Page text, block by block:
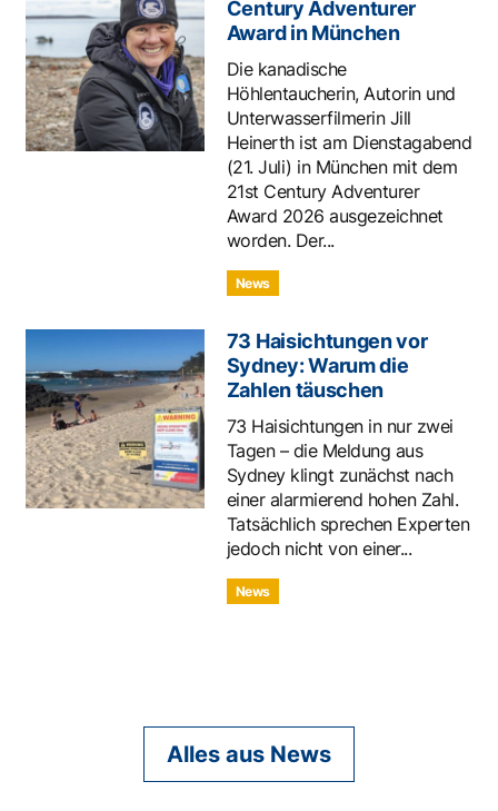
Century Adventurer
Award in München
Die kanadische
Höhlentaucherin, Autorin und
Unterwasserfilmerin Jill
Heinerth ist am Dienstagabend
(21. Juli) in München mit dem
21st Century Adventurer
Award 2026 ausgezeichnet
worden. Der...
News
73 Haisichtungen vor
Sydney: Warum die
Zahlen täuschen
73 Haisichtungen in nur zwei
Tagen – die Meldung aus
Sydney klingt zunächst nach
einer alarmierend hohen Zahl.
Tatsächlich sprechen Experten
jedoch nicht von einer...
News
Alles aus News